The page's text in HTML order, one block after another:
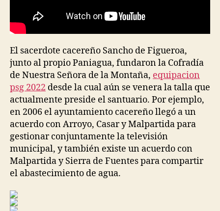
El sacerdote cacereño Sancho de Figueroa,
junto al propio Paniagua, fundaron la Cofradía
de Nuestra Señora de la Montaña, equipacion
psg 2022 desde la cual aún se venera la talla que
actualmente preside el santuario. Por ejemplo,
en 2006 el ayuntamiento cacereño llegó a un
acuerdo con Arroyo, Casar y Malpartida para
gestionar conjuntamente la televisión
municipal, y también existe un acuerdo con
Malpartida y Sierra de Fuentes para compartir
el abastecimiento de agua.